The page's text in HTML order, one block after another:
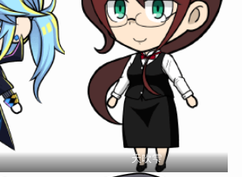
天吹雫